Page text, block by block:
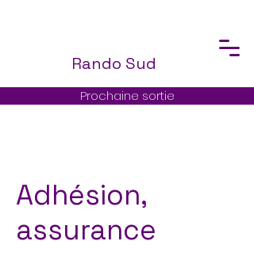
Prochaine sortie
Rando Sud
Adhésion,
assurance